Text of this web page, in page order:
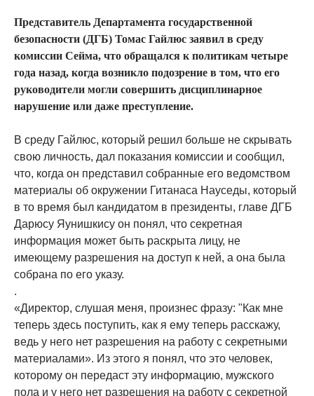
Представитель Департамента государственной
безопасности (ДГБ) Томас Гайлюс заявил в среду
комиссии Сейма, что обращался к политикам четыре
года назад, когда возникло подозрение в том, что его
руководители могли совершить дисциплинарное
нарушение или даже преступление.
В среду Гайлюс, который решил больше не скрывать
свою личность, дал показания комиссии и сообщил,
что, когда он представил собранные его ведомством
материалы об окружении Гитанаса Науседы, который
в то время был кандидатом в президенты, главе ДГБ
Дарюсу Яунишкису он понял, что секретная
информация может быть раскрыта лицу, не
имеющему разрешения на доступ к ней, а она была
собрана по его указу.
.
«Директор, слушая меня, произнес фразу: "Как мне
теперь здесь поступить, как я ему теперь расскажу,
ведь у него нет разрешения на работу с секретными
материалами». Из этого я понял, что это человек,
которому он передаст эту информацию, мужского
пола и у него нет разрешения на работу с секретной